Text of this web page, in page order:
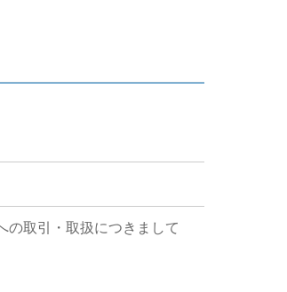
の取引・取扱につきまして